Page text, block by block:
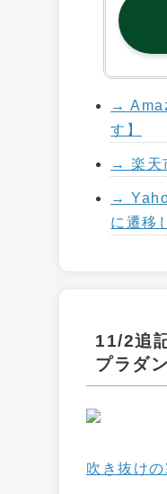
→
す】
→ 楽天
→
に遷移
11/2追
プラダ
吹き抜け